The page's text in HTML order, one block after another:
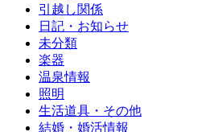
引越し関係
日記・お知らせ
未分類
楽器
温泉情報
照明
生活道具・その他
結婚・婚活情報